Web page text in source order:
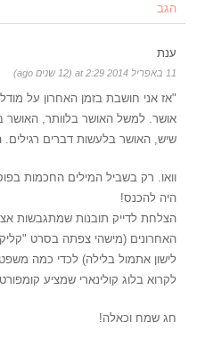
הגב
ענת
11 באפריל 2014 at 2:29 (12 שנים ago)
"אז אני חושבת בזמן האחרון על
אושר. למשל האושר בלוותר,
שיש, האושר בלעשות דברים רגילים.
וואו. רק בשביל המילים החכמות
היה להכנס!
הצלחת לדייק תובנות שמתגבשות
האחרונים (מישהי צפתה בסרט
לישון אתמול בלילה) לכדי כמה
לקרוא בלוג קולינארי שמציע
חג שמח וכאלה!